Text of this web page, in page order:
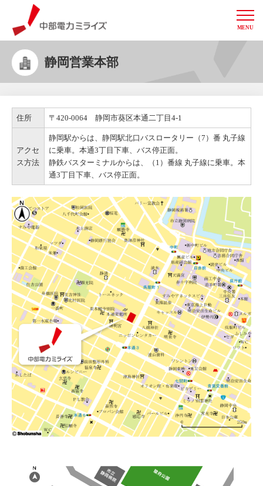
中部電力ミライズ
MENU
静岡営業本部
住所 〒420-0064 静岡市葵区本通二丁目4-1
アクセ
ス方法
静岡駅からは、静岡駅北口バスロータリー（7）番 丸子線
に乗車。本通3丁目下車、バス停正面。
静鉄バスターミナルからは、（1）番線 丸子線に乗車。本
通3丁目下車、バス停正面。